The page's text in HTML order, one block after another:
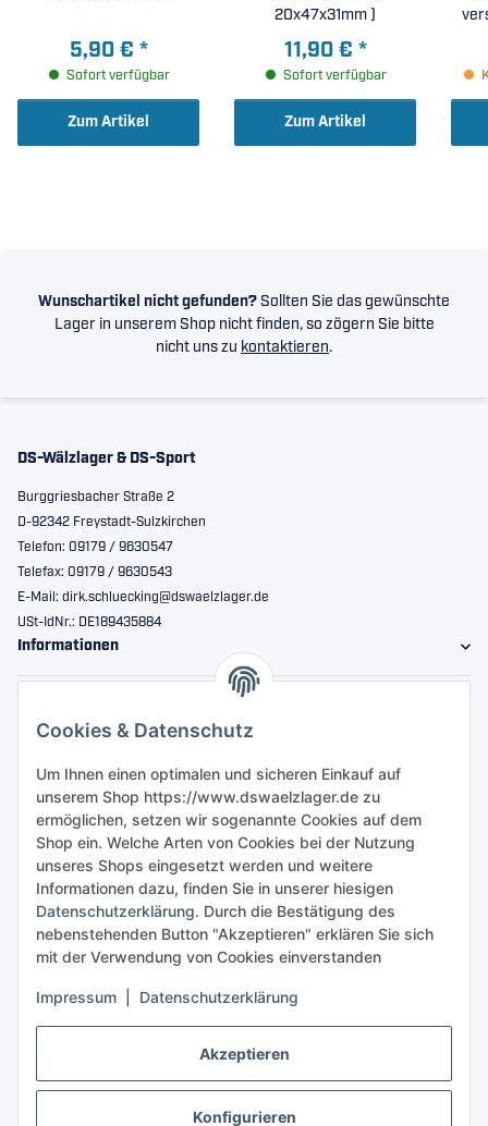
Akzeptieren
Konfigurieren
Cookies & Datenschutz
Um Ihnen einen optimalen und sicheren Einkauf auf
unserem Shop https://www.dswaelzlager.de zu
ermöglichen, setzen wir sogenannte Cookies auf dem
Shop ein. Welche Arten von Cookies bei der Nutzung
unseres Shops eingesetzt werden und weitere
Informationen dazu, finden Sie in unserer hiesigen
Datenschutzerklärung. Durch die Bestätigung des
nebenstehenden Button "Akzeptieren" erklären Sie sich
mit der Verwendung von Cookies einverstanden
Impressum Datenschutzerklärung
5,90 € *
Sofort verfügbar
Zum Artikel
20x47x31mm )
11,90 € *
Sofort verfügbar
Zum Artikel
Wunschartikel nicht gefunden? Sollten Sie das gewünschte
Lager in unserem Shop nicht finden, so zögern Sie bitte
nicht uns zu kontaktieren.
DS-Wälzlager & DS-Sport
Burggriesbacher Straße 2
D-92342 Freystadt-Sulzkirchen
Telefon: 09179 / 9630547
Telefax: 09179 / 9630543
E-Mail: dirk.schluecking@dswaelzlager.de
USt-IdNr.: DE189435884
Informationen